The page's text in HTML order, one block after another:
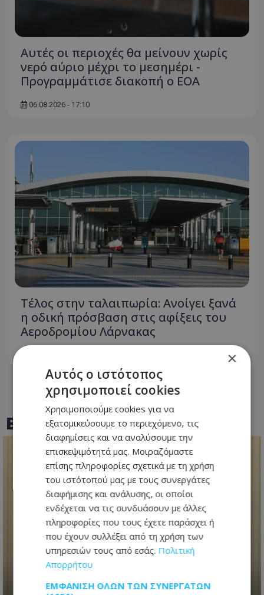
Αυτές οι περιοχές θα μείνουν χωρίς
νερό αύριο μέχρι το μεσημέρι -
Προγραμμάτισε διακοπή ο ΕΟΑ
06.08.2026 - 17:10
Τέλος στην ταλαιπωρία: Ανοίγει ξανά
η οδική πρόσβαση στις αφίξεις του
Αεροδρομίου Λάρνακας
BEST OFTOTHEMAONLINE
Ανασχηματισμός με πολιτικά
μηνύματα: Ο Πρόεδρος
Χριστοδουλίδης έθεσε τον πήχη
×
Αυτός ο ιστότοπος
χρησιμοποιεί cookies
Χρησιμοποιούμε cookies για να
εξατομικεύσουμε το περιεχόμενο, τις
διαφημίσεις και να αναλύσουμε την
επισκεψιμότητά μας. Μοιραζόμαστε
επίσης πληροφορίες σχετικά με τη χρήση
του ιστότοπού μας με τους συνεργάτες
διαφήμισης και ανάλυσης, οι οποίοι
ενδέχεται να τις συνδυάσουν με άλλες
πληροφορίες που τους έχετε παράσχει ή
που έχουν συλλέξει από τη χρήση των
υπηρεσιών τους από εσάς. Πολιτική
Απορρήτου
ΕΜΦΆΝΙΣΗ ΌΛΩΝ ΤΩΝ ΣΥΝΕΡΓΑΤΏΝ